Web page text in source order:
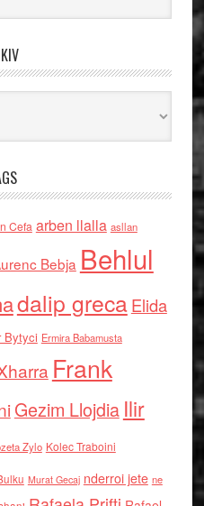
Cefa arben llalla asllan
Bebja Behlul
dalip grecaElida
Bytyci Ermira Babamusta
Frank
Gezim Llojdia Ilir
Zylo Kolec Traboini
Murat Gecaj nderroi jete ne